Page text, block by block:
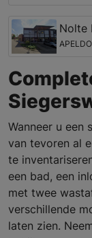
Nolte
Wanneer u een
van tevoren al
te
een bad, een
met twee
verschillende
laten zien.